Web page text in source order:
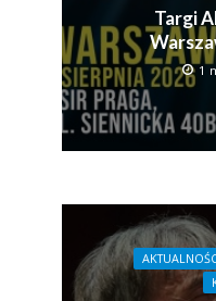
Targi
1